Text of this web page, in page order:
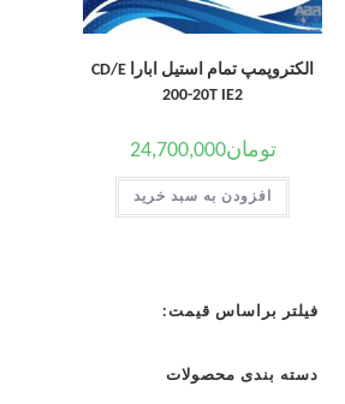
الکتروپمپ تمام استیل ابارا CD/E
200-20T IE2
تومان24,700,000
افزودن به سبد خرید
فیلتر براساس قیمت:
دسته بندی محصولات